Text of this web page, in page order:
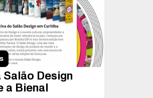
Salão Design
a Bienal